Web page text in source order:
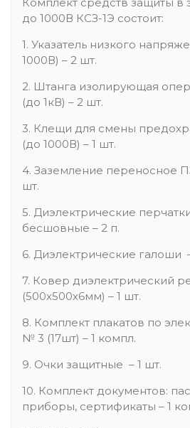
до 1000В КСЗ-1Э состоит:
1. Указатель низкого
1000В) – 2 шт.
2. Штанга изолирующая
(до 1кВ) – 2 шт.
3. Клещи для смены
(до 1000В) – 1 шт.
4. Заземление переносное
шт.
5. Диэлектрические
бесшовные – 2 п.
6. Диэлектрические галоши
7. Ковер диэлектрический
(500х500х6мм) – 1 шт.
8. Комплект плакатов по
№ 3 (17шт) – 1 компл.
9. Очки защитные – 1 шт.
10. Комплект документов:
приборы, сертификаты – 1